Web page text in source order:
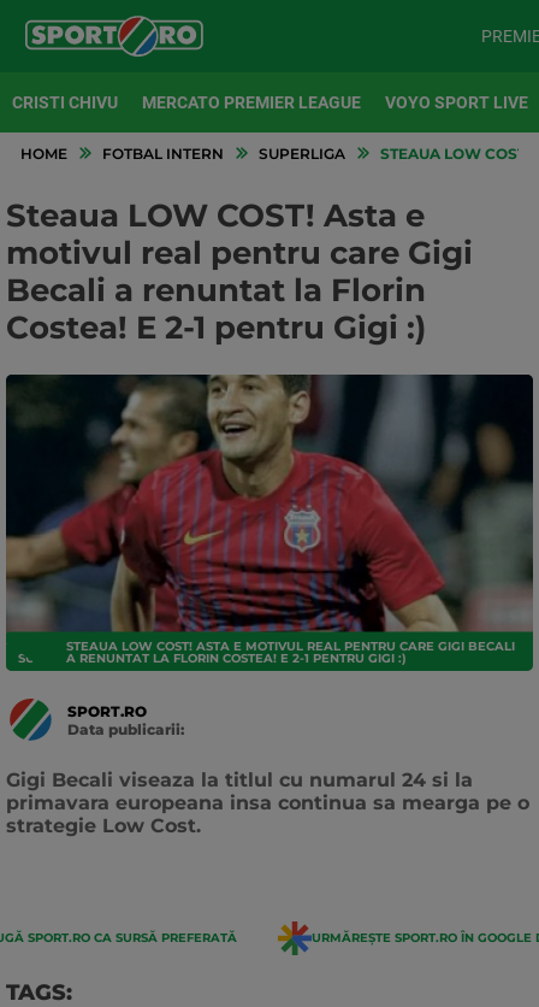
CRISTI CHIVU MERCATO PREMIER LEAGUE VOYO SPORT LIVE
HOME FOTBAL INTERN SUPERLIGA STEAUA LOW COST!
Steaua LOW COST! Asta e
motivul real pentru care Gigi
Becali a renuntat la Florin
Costea! E 2-1 pentru Gigi :)
SUPERLIGA
STEAUA LOW COST! ASTA E MOTIVUL REAL PENTRU CARE GIGI BECALI
A RENUNTAT LA FLORIN COSTEA! E 2-1 PENTRU GIGI :)
SPORT.RO
Data publicarii:
Gigi Becali viseaza la titlul cu numarul 24 si la
primavara europeana insa continua sa mearga pe o
strategie Low Cost.
SPORT.RO CA SURSĂ PREFERATĂ URMĂREȘTE SPORT.RO ÎN GOOGLE
TAGS: